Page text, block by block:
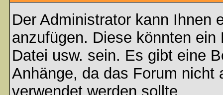
Der Administrator kann Ihnen
anzufügen. Diese könnten
Datei usw. sein. Es gibt eine
Anhänge, da das Forum nicht
verwendet werden sollte.